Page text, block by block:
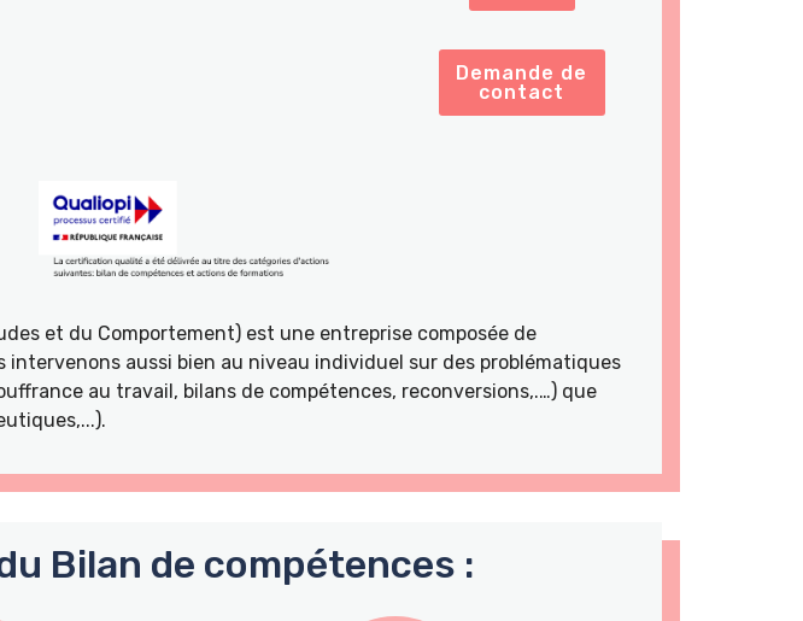
Demande de
contact
et du Comportement) est une entreprise composée de
intervenons aussi bien au niveau individuel sur des problématiques
au travail, bilans de compétences, reconversions,.…) que
Bilan de compétences :